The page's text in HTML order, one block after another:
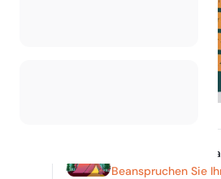
Besitzen oder
Beanspruchen Sie